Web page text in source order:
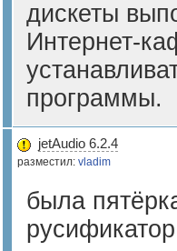
дискеты
Интернет-
программы.
jetAudio 6.2.4
разместил: vladim
была